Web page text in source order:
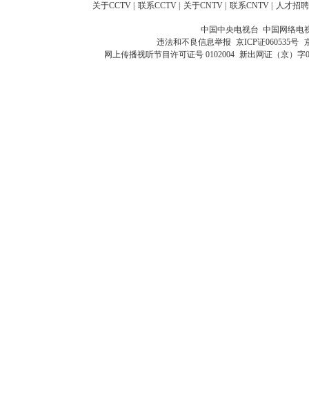
关于CCTV 联系CCTV 关于CNTV 联系CNTV 人才招聘
中国中央电视台 中国网络电
违法和不良信息举报 京ICP证060535号
网上传播视听节目许可证号 0102004 新出网证（京）